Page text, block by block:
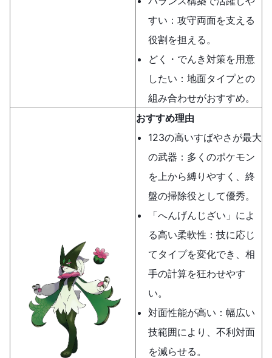
すい：攻守両面を支える
役割を担える。
どく・でんき対策を用意
したい：地面タイプとの
組み合わせがおすすめ。
おすすめ理由
123の高いすばやさが最大
の武器：多くのポケモン
を上から縛りやすく、終
盤の掃除役として優秀。
「へんげんじざい」によ
る高い柔軟性：技に応じ
てタイプを変化でき、相
手の計算を狂わせやす
い。
対面性能が高い：幅広い
技範囲により、不利対面
を減らせる。